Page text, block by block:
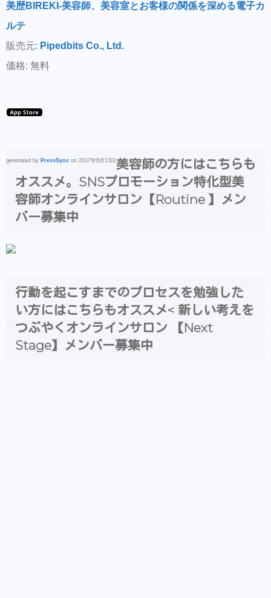
美歴BIREKI-美容師、美容室とお客様の関係を深める電子カ
ルテ
販売元: Pipedbits Co., Ltd.
価格: 無料
generated by PressSync on 2017年6月13日 美容師の方にはこちらも
オススメ。SNSプロモーション特化型美
容師オンラインサロン【Routine 】メン
バー募集中
行動を起こすまでのプロセスを勉強した
い方にはこちらもオススメ< 新しい考えを
つぶやくオンラインサロン 【Next
Stage】メンバー募集中